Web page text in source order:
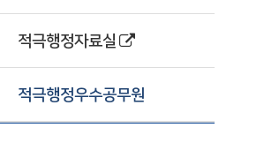
적극행정자료실
적극행정우수공무원